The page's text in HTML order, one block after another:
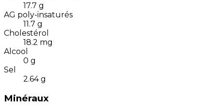
17.7 g
AG poly-insaturés
11.7 g
Cholestérol
18.2 mg
Alcool
0 g
Sel
2.64 g
Minéraux